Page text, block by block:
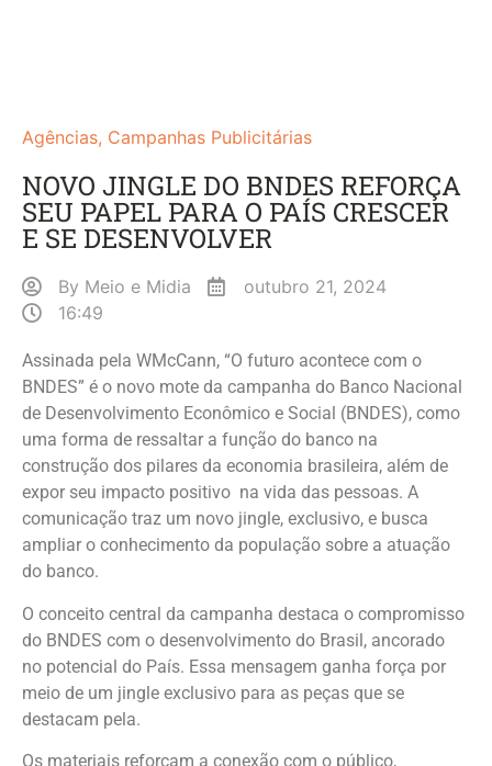
Agências, Campanhas Publicitárias
NOVO JINGLE DO BNDES REFORÇA
SEU PAPEL PARA O PAÍS CRESCER
E SE DESENVOLVER
By Meio e Midia
outubro 21, 2024
16:49
Assinada pela WMcCann, “O futuro acontece com o
BNDES” é o novo mote da campanha do Banco Nacional
de Desenvolvimento Econômico e Social (BNDES), como
uma forma de ressaltar a função do banco na
construção dos pilares da economia brasileira, além de
expor seu impacto positivo na vida das pessoas. A
comunicação traz um novo jingle, exclusivo, e busca
ampliar o conhecimento da população sobre a atuação
do banco.
O conceito central da campanha destaca o compromisso
do BNDES com o desenvolvimento do Brasil, ancorado
no potencial do País. Essa mensagem ganha força por
meio de um jingle exclusivo para as peças que se
destacam pela.
Os materiais reforçam a conexão com o público,